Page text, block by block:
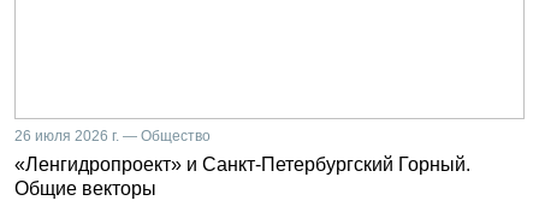
26 июля 2026 г. — Общество
«Ленгидропроект» и Санкт-Петербургский Горный.
Общие векторы